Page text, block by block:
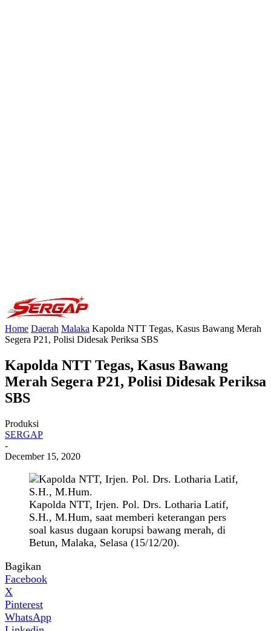
Home Daerah Malaka Kapolda NTT Tegas, Kasus Bawang Merah
Segera P21, Polisi Didesak Periksa SBS
Kapolda NTT Tegas, Kasus Bawang
Merah Segera P21, Polisi Didesak Periksa
SBS
Produksi
SERGAP
-
December 15, 2020
Kapolda NTT, Irjen. Pol. Drs. Lotharia Latif,
S.H., M.Hum, saat memberi keterangan pers
soal kasus dugaan korupsi bawang merah, di
Betun, Malaka, Selasa (15/12/20).
Bagikan
Facebook
X
Pinterest
WhatsApp